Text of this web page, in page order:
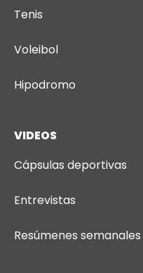
Tenis
Voleibol
Hipodromo
VIDEOS
Cápsulas deportivas
Entrevistas
Resúmenes semanales